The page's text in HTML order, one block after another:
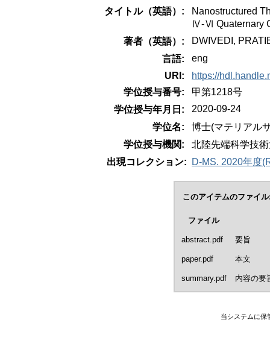
タイトル（英語）:
Nanostructured
Ⅳ-Ⅵ Quaternary
著者（英語）:
DWIVEDI,
言語:
eng
URI:
https://
学位授与番号:
甲第1218号
学位授与年月日:
2020-09-24
学位名:
博士(マテリアル
学位授与機関:
北陸先端科学技
出現コレクション:
D-MS. 2020年度
このアイテムのファイ
ファイル
abstract.pdf 要旨
paper.pdf 本文
summary.pdf 内容の要
当システムに保